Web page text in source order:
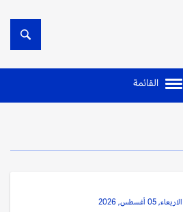
القائمة
الاربعاء, 05 أغسطس, 2026